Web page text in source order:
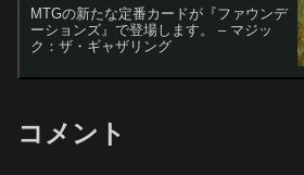
MTGの新たな定番カードが『ファウンデ
ーションズ』で登場します。 – マジッ
ク：ザ・ギャザリング
コメント